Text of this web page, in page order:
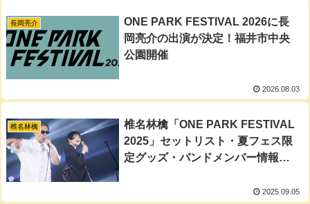
長岡亮介
ONE PARK FESTIVAL 2026に長
岡亮介の出演が決定！福井市中央
公園開催
2026.08.03
椎名林檎
椎名林檎「ONE PARK FESTIVAL
2025」セットリスト・夏フェス限
定グッズ・バンドメンバー情報レ
2025.09.05